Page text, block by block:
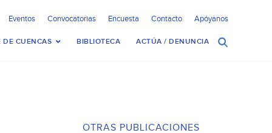
Eventos Convocatorias Encuesta Contacto Apóyanos
DE CUENCAS BIBLIOTECA ACTÚA / DENUNCIA
OTRAS PUBLICACIONES